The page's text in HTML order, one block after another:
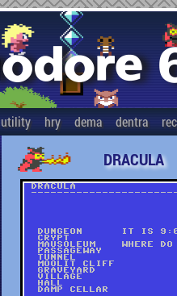
utility hry dema dentra
DRACULA